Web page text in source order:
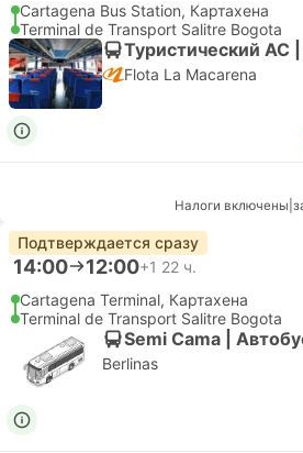
Cartagena Bus Station, Картахена
Terminal de Transport Salitre Bogota
Туристический AC
Flota La Macarena
Налоги включены
Подтверждается сразу
14:00 12:00+1 22 ч.
Cartagena Terminal, Картахена
Terminal de Transport Salitre Bogota
Semi Cama |
Berlinas